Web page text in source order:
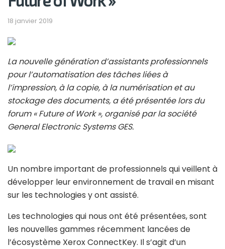
18 janvier 2019
La nouvelle génération d’assistants professionnels
pour l’automatisation des tâches liées à
l’impression, à la copie, à la numérisation et au
stockage des documents, a été présentée lors du
forum « Future of Work », organisé par la société
General Electronic Systems GES.
Un nombre important de professionnels qui veillent à
développer leur environnement de travail en misant
sur les technologies y ont assisté.
Les technologies qui nous ont été présentées, sont
les nouvelles gammes récemment lancées de
l’écosystème Xerox ConnectKey. Il s’agit d’un